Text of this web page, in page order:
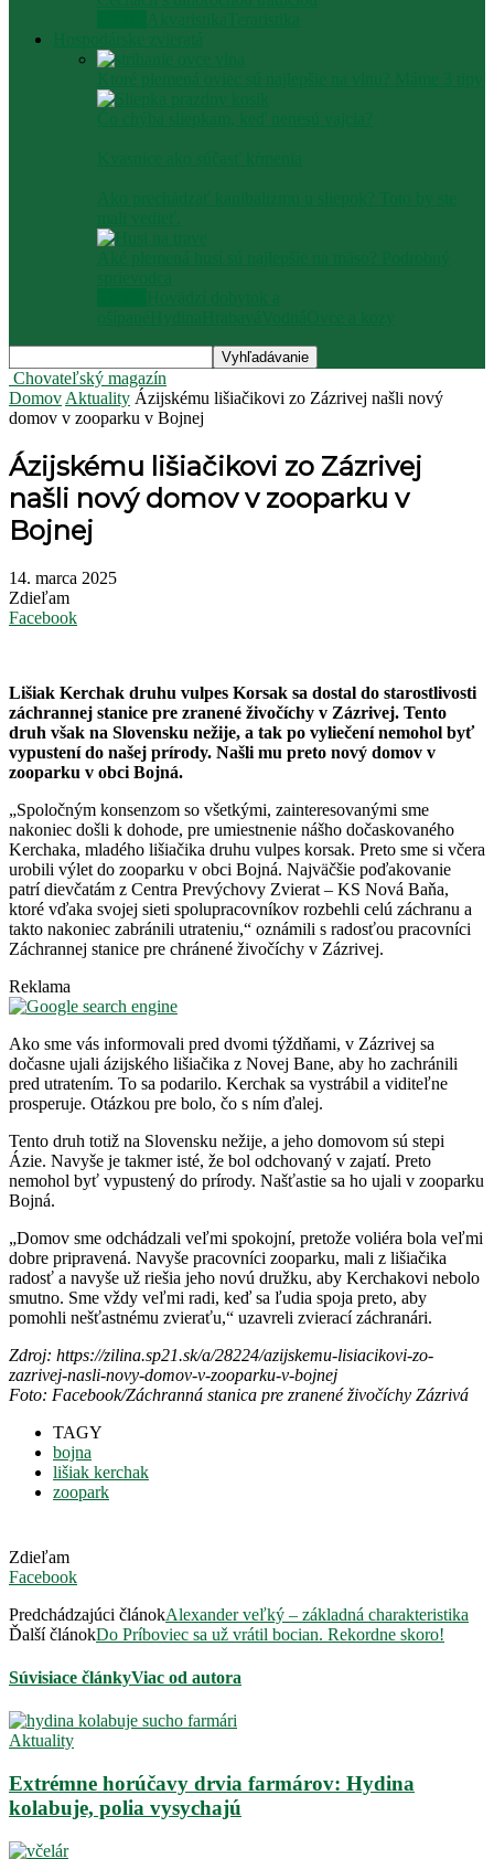
Chovateľský magazín
Domov Aktuality Ázijskému lišiačikovi zo Zázrivej našli nový
domov v zooparku v Bojnej
Ázijskému lišiačikovi zo Zázrivej
našli nový domov v zooparku v
Bojnej
14. marca 2025
Zdieľam
Facebook
Lišiak Kerchak druhu vulpes Korsak sa dostal do starostlivosti
záchrannej stanice pre zranené živočíchy v Zázrivej. Tento
druh však na Slovensku nežije, a tak po vyliečení nemohol byť
vypustení do našej prírody. Našli mu preto nový domov v
zooparku v obci Bojná.
„Spoločným konsenzom so všetkými, zainteresovanými sme
nakoniec došli k dohode, pre umiestnenie nášho dočaskovaného
Kerchaka, mladého lišiačika druhu vulpes korsak. Preto sme si včera
urobili výlet do zooparku v obci Bojná. Najväčšie poďakovanie
patrí dievčatám z Centra Prevýchovy Zvierat – KS Nová Baňa,
ktoré vďaka svojej sieti spolupracovníkov rozbehli celú záchranu a
takto nakoniec zabránili utrateniu,“ oznámili s radosťou pracovníci
Záchrannej stanice pre chránené živočíchy v Zázrivej.
Reklama
Ako sme vás informovali pred dvomi týždňami, v Zázrivej sa
dočasne ujali ázijského lišiačika z Novej Bane, aby ho zachránili
pred utratením. To sa podarilo. Kerchak sa vystrábil a viditeľne
prosperuje. Otázkou pre bolo, čo s ním ďalej.
Tento druh totiž na Slovensku nežije, a jeho domovom sú stepi
Ázie. Navyše je takmer isté, že bol odchovaný v zajatí. Preto
nemohol byť vypustený do prírody. Našťastie sa ho ujali v zooparku
Bojná.
„Domov sme odchádzali veľmi spokojní, pretože voliéra bola veľmi
dobre pripravená. Navyše pracovníci zooparku, mali z lišiačika
radosť a navyše už riešia jeho novú družku, aby Kerchakovi nebolo
smutno. Sme vždy veľmi radi, keď sa ľudia spoja preto, aby
pomohli nešťastnému zvieraťu,“ uzavreli zvierací záchranári.
Zdroj: https://zilina.sp21.sk/a/28224/azijskemu-lisiacikovi-zo-
zazrivej-nasli-novy-domov-v-zooparku-v-bojnej
Foto: Facebook/Záchranná stanica pre zranené živočíchy Zázrivá
TAGY
bojna
lišiak kerchak
zoopark
Zdieľam
Facebook
Predchádzajúci článokAlexander veľký – základná charakteristika
Ďalší článokDo Príboviec sa už vrátil bocian. Rekordne skoro!
Súvisiace článkyViac od autora
Aktuality
Extrémne horúčavy drvia farmárov: Hydina
kolabuje, polia vysychajú